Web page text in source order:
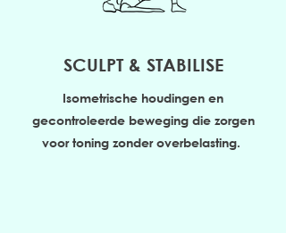
SCULPT & STABILISE
Isometrische houdingen en
gecontroleerde beweging die zorgen
voor toning zonder overbelasting.